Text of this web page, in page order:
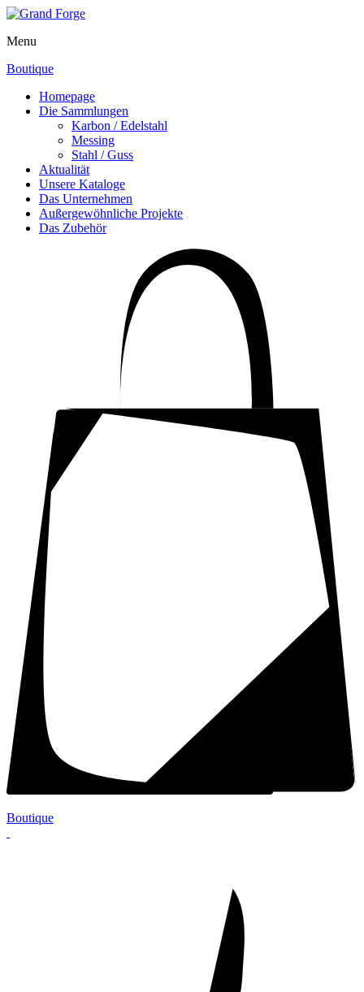
Menu
Boutique
Homepage
Die Sammlungen
Karbon / Edelstahl
Messing
Stahl / Guss
Aktualität
Unsere Kataloge
Das Unternehmen
Außergewöhnliche Projekte
Das Zubehör
Boutique